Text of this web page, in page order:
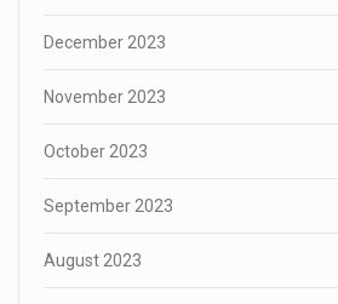
December 2023
November 2023
October 2023
September 2023
August 2023